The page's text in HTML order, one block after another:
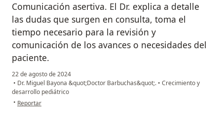
Comunicación asertiva. El Dr. explica a detalle
las dudas que surgen en consulta, toma el
tiempo necesario para la revisión y
comunicación de los avances o necesidades del
paciente.
22 de agosto de 2024
• Dr. Miguel Bayona &quot;Doctor Barbuchas&quot;. • Crecimiento y
desarrollo pediátrico
• en opinión del usuario Dayanna Muñoz Pardo
Reportar